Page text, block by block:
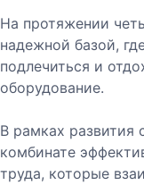
На протяжении
надежной базой,
подлечиться и
оборудование.
В рамках развития
комбинате
труда, которые